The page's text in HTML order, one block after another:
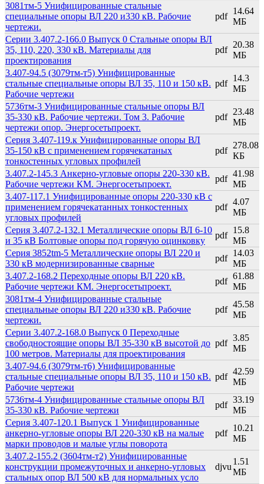
3081тм-5 Унифицированные стальные
специальные опоры ВЛ 220 и330 кВ. Рабочие
чертежи.
pdf
14.64
МБ
Серии 3.407.2-166.0 Выпуск 0 Стальные опоры ВЛ
35, 110, 220, 330 кВ. Материалы для
проектирования
pdf
20.38
МБ
3.407-94.5 (3079тм-т5) Унифицированные
стальные специальные опоры ВЛ 35, 110 и 150 кВ.
Рабочие чертежи
pdf
14.3
МБ
5736тм-3 Унифицированные стальные опоры ВЛ
35-330 кВ. Рабочие чертежи. Том 3. Рабочие
чертежи опор. Энергосетьпроект.
pdf
23.48
МБ
Серия 3.407-119.к Унифицированные опоры ВЛ
35-150 кВ с применением горячекатаных
тонкостенных угловых профилей
pdf
278.08
КБ
3.407.2-145.3 Анкерно-угловые опоры 220-330 кВ.
Рабочие чертежи КМ. Энергосетьпроект.
pdf
41.98
МБ
3.407-117.1 Унифицированные опоры 220-330 кВ с
применением горячекатанных тонкостенных
угловых профилей
pdf
4.07
МБ
Серия 3.407.2-132.1 Металлические опоры ВЛ 6-10
и 35 кВ Болтовые опоры под горячую оцинковку
pdf
15.8
МБ
Серия 3852tm-5 Металлические опоры ВЛ 220 и
330 кВ модернизированные сварные
pdf
14.03
МБ
3.407.2-168.2 Переходные опоры ВЛ 220 кВ.
Рабочие чертежи КМ. Энергосетьпроект.
pdf
61.88
МБ
3081тм-4 Унифицированные стальные
специальные опоры ВЛ 220 и330 кВ. Рабочие
чертежи.
pdf
45.58
МБ
Серии 3.407.2-168.0 Выпуск 0 Переходные
свободностоящие опоры ВЛ 35-330 кВ высотой до
100 метров. Материалы для проектирования
pdf
3.85
МБ
3.407-94.6 (3079тм-т6) Унифицированные
стальные специальные опоры ВЛ 35, 110 и 150 кВ.
Рабочие чертежи
pdf
42.59
МБ
5736тм-4 Унифицированные стальные опоры ВЛ
35-330 кВ. Рабочие чертежи
pdf
33.19
МБ
Серия 3.407-120.1 Выпуск 1 Унифицированные
анкерно-угловые опоры ВЛ 220-330 кВ на малые
марки проводов и малые углы поворота
pdf
10.21
МБ
3.407.2-155.2 (3604тм-т2) Унифицированные
конструкции промежуточных и анкерно-угловых
стальных опор ВЛ 500 кВ для нормальных усло
djvu
1.51
МБ